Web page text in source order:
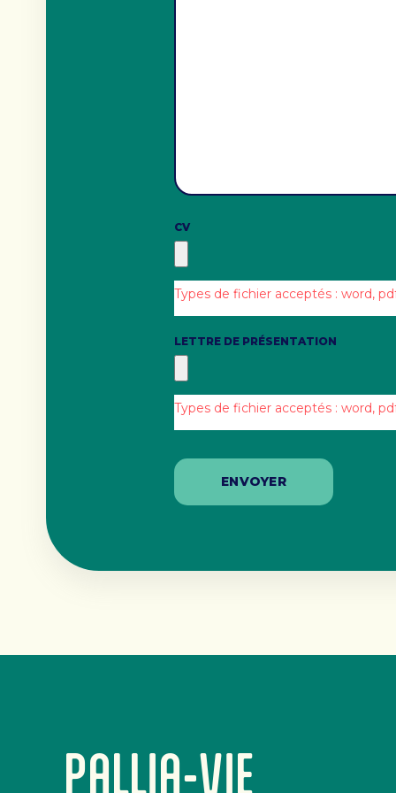
CV
Types de fichier acceptés : word,
LETTRE DE PRÉSENTATION
Types de fichier acceptés : word,
PALLIA-VIE